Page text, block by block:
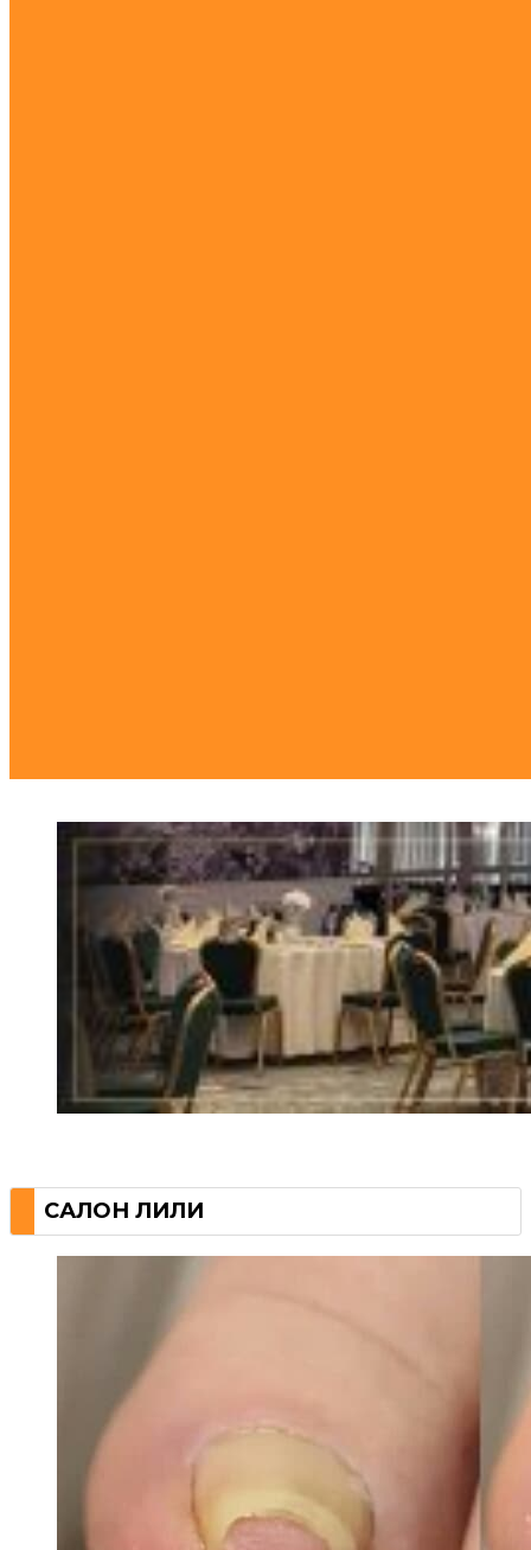
САЛОН ЛИЛИ